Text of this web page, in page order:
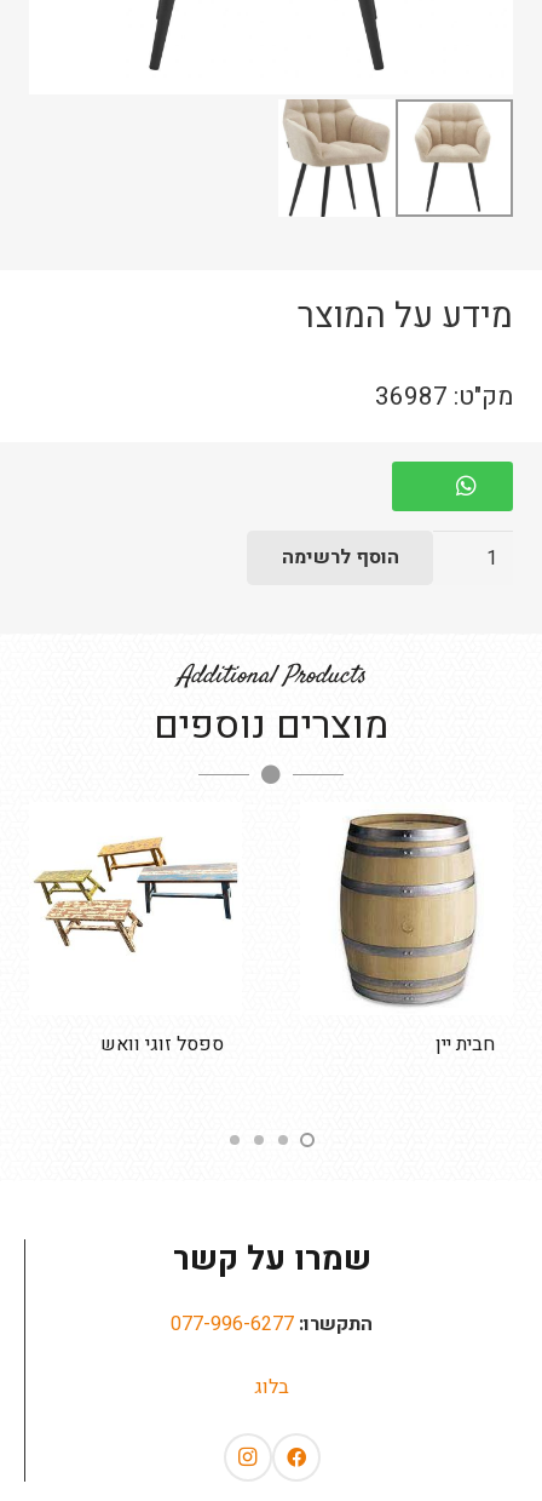
מידע על המוצר
מק"ט: 36987
כמות
הוסף לרשימה
Additional Products
מוצרים נוספים
חבית יין ספסל זוגי וואש
שמרו על קשר
התקשרו: 077-996-6277
בלוג